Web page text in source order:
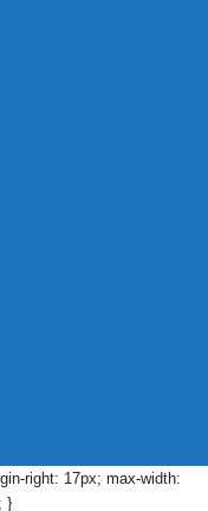
right: 17px; max-width:
}